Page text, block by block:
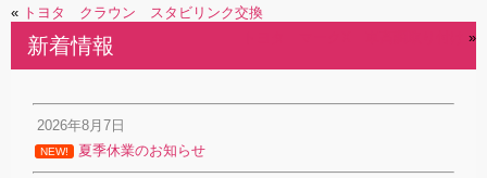
« トヨタ クラウン スタビリンク交換
»
新着情報
2026年8月7日
NEW! 夏季休業のお知らせ